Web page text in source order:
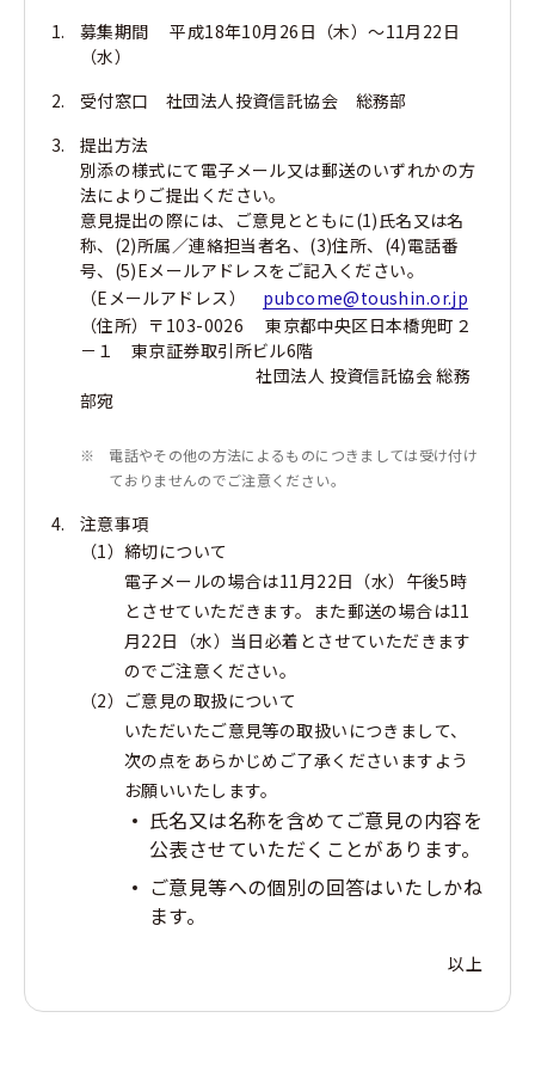
募集期間 平成18年10月26日（木）～11月22日
（水）
受付窓口 社団法人投資信託協会 総務部
提出方法
別添の様式にて電子メール又は郵送のいずれかの方
法によりご提出ください。
意見提出の際には、ご意見とともに(1)氏名又は名
称、(2)所属／連絡担当者名、(3)住所、(4)電話番
号、(5)Eメールアドレスをご記入ください。
（Eメールアドレス） pubcome@toushin.or.jp
（住所）〒103-0026 東京都中央区日本橋兜町２
－１ 東京証券取引所ビル6階
社団法人 投資信託協会 総務
部宛
※
電話やその他の方法によるものにつきましては受け付け
ておりませんのでご注意ください。
注意事項
（1）締切について
電子メールの場合は11月22日（水）午後5時
とさせていただきます。また郵送の場合は11
月22日（水）当日必着とさせていただきます
のでご注意ください。
（2） ご意見の取扱について
いただいたご意見等の取扱いにつきまして、
次の点をあらかじめご了承くださいますよう
お願いいたします。
氏名又は名称を含めてご意見の内容を
公表させていただくことがあります。
ご意見等への個別の回答はいたしかね
ます。
以上